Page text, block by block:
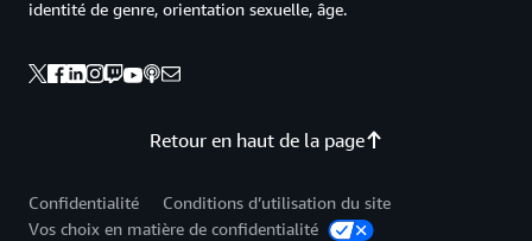
Retour en haut de la page
identité de genre, orientation sexuelle, âge.
Confidentialité
Conditions d’utilisation du site
Vos choix en matière de confidentialité